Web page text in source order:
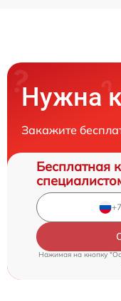
Нужна
Закажите
Бесплатная
Нажимая на кнопку